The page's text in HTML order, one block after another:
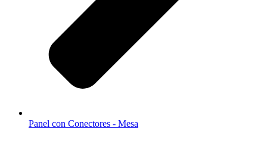
Panel con Conectores - Mesa